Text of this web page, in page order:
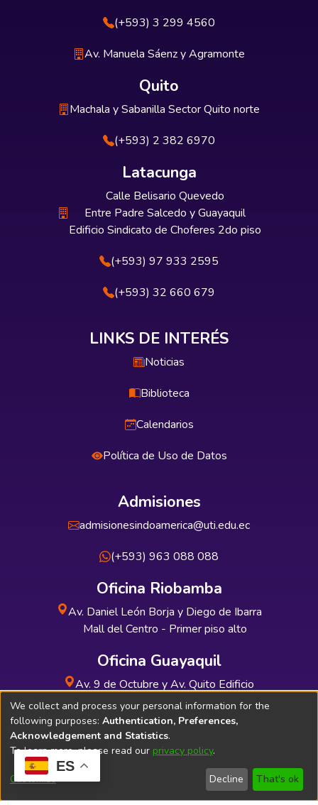
ES
(+593) 3 299 4560
Av. Manuela Sáenz y Agramonte
Quito
Machala y Sabanilla Sector Quito norte
(+593) 2 382 6970
Latacunga
Calle Belisario Quevedo
Entre Padre Salcedo y Guayaquil
Edificio Sindicato de Choferes 2do piso
(+593) 97 933 2595
(+593) 32 660 679
LINKS DE INTERÉS
Noticias
Biblioteca
Calendarios
Política de Uso de Datos
Admisiones
admisionesindoamerica@uti.edu.ec
(+593) 963 088 088
Oficina Riobamba
Av. Daniel León Borja y Diego de Ibarra
Mall del Centro - Primer piso alto
Oficina Guayaquil
Av. 9 de Octubre y Av. Quito Edificio
INDUAUTO - Planta baja
Soporte Técnico Bibliolatino.com
We collect and process your personal information for the
following purposes: Authentication, Preferences,
Acknowledgement and Statistics.
To learn more, please read our privacy policy.
Customize Decline That's ok